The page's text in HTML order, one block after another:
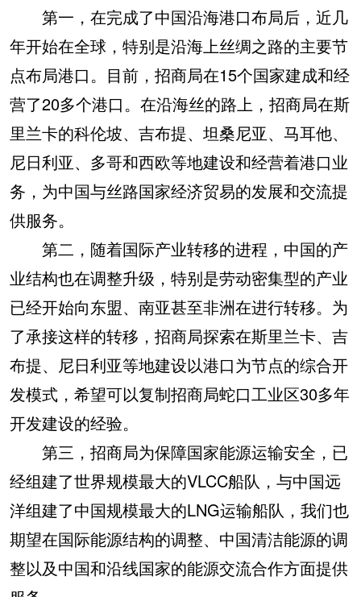
第一，在完成了中国沿海港口布局后，近几
年开始在全球，特别是沿海上丝绸之路的主要节
点布局港口。目前，招商局在15个国家建成和经
营了20多个港口。在沿海丝的路上，招商局在斯
里兰卡的科伦坡、吉布提、坦桑尼亚、马耳他、
尼日利亚、多哥和西欧等地建设和经营着港口业
务，为中国与丝路国家经济贸易的发展和交流提
供服务。
第二，随着国际产业转移的进程，中国的产
业结构也在调整升级，特别是劳动密集型的产业
已经开始向东盟、南亚甚至非洲在进行转移。为
了承接这样的转移，招商局探索在斯里兰卡、吉
布提、尼日利亚等地建设以港口为节点的综合开
发模式，希望可以复制招商局蛇口工业区30多年
开发建设的经验。
第三，招商局为保障国家能源运输安全，已
经组建了世界规模最大的VLCC船队，与中国远
洋组建了中国规模最大的LNG运输船队，我们也
期望在国际能源结构的调整、中国清洁能源的调
整以及中国和沿线国家的能源交流合作方面提供